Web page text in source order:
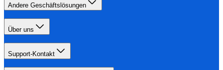
Andere Geschäftslösungen
Über uns
Support-Kontakt